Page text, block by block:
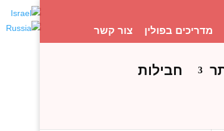
מדריכים בפולין צור קשר
חבילות